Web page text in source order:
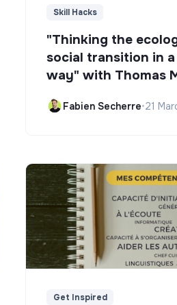
Skill Hacks
"Thinking the
social transition in
way" with Thomas
Fabien Secherre•21
Get Inspired